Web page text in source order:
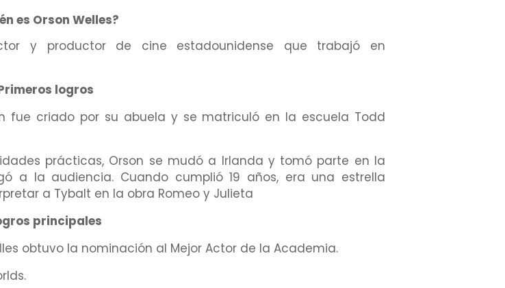
es Orson Welles?
y productor de cine estadounidense que trabajó en
logros
fue criado por su abuela y se matriculó en la escuela Todd
prácticas, Orson se mudó a Irlanda y tomó parte en la
a la audiencia. Cuando cumplió 19 años, era una estrella
a Tybalt en la obra Romeo y Julieta
principales
obtuvo la nominación al Mejor Actor de la Academia.